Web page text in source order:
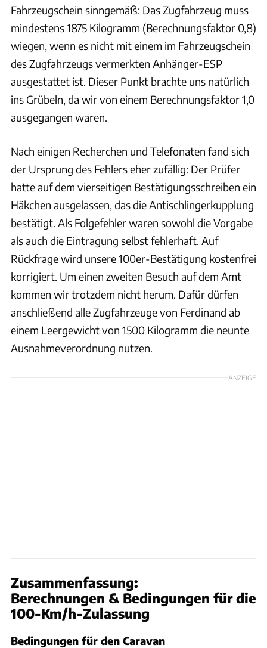
Fahrzeugschein sinngemäß: Das Zugfahrzeug muss
mindestens 1875 Kilogramm (Berechnungsfaktor 0,8)
wiegen, wenn es nicht mit einem im Fahrzeugschein
des Zugfahrzeugs vermerkten Anhänger-ESP
ausgestattet ist. Dieser Punkt brachte uns natürlich
ins Grübeln, da wir von einem Berechnungsfaktor 1,0
ausgegangen waren.
Nach einigen Recherchen und Telefonaten fand sich
der Ursprung des Fehlers eher zufällig: Der Prüfer
hatte auf dem vierseitigen Bestätigungsschreiben ein
Häkchen ausgelassen, das die Antischlingerkupplung
bestätigt. Als Folgefehler waren sowohl die Vorgabe
als auch die Eintragung selbst fehlerhaft. Auf
Rückfrage wird unsere 100er-Bestätigung kostenfrei
korrigiert. Um einen zweiten Besuch auf dem Amt
kommen wir trotzdem nicht herum. Dafür dürfen
anschließend alle Zugfahrzeuge von Ferdinand ab
einem Leergewicht von 1500 Kilogramm die neunte
Ausnahmeverordnung nutzen.
ANZEIGE
Zusammenfassung:
Berechnungen & Bedingungen für die
100-Km/h-Zulassung
Bedingungen für den Caravan